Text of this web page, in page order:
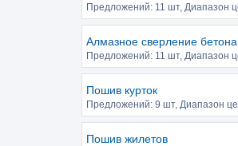
Предложений: 11 шт, Диапазон
Алмазное сверление бетона
Предложений: 11 шт, Диапазон
Пошив курток
Предложений: 9 шт, Диапазон
Пошив жилетов